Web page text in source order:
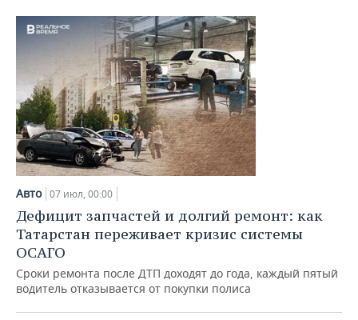
Авто 07 июл, 00:00
Дефицит запчастей и долгий ремонт: как
Татарстан переживает кризис системы
ОСАГО
Сроки ремонта после ДТП доходят до года, каждый пятый
водитель отказывается от покупки полиса